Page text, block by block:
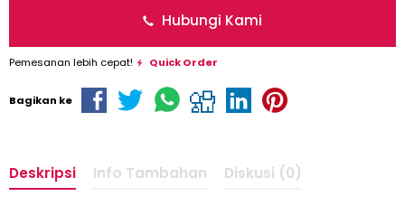
Hubungi Kami
Pemesanan lebih cepat! Quick Order
Bagikan ke
Deskripsi Info Tambahan Diskusi (0)